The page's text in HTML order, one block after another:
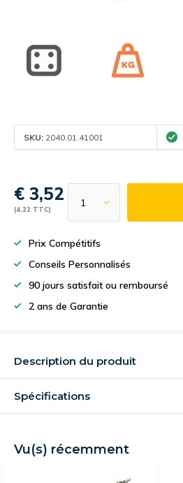
SKU: 2040.01.41001
€ 3,52
(4,22 TTC)
Prix Compétitifs
Conseils Personnalisés
90 jours satisfait ou remboursé
2 ans de Garantie
Description du produit
Spécifications
Vu(s) récemment